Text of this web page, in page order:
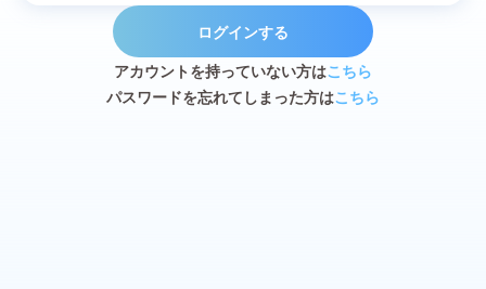
ログインする
アカウントを持っていない方はこちら
パスワードを忘れてしまった方はこちら